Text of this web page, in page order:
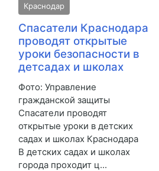
Краснодар
Спасатели Краснодара
проводят открытые
уроки безопасности в
детсадах и школах
Фото: Управление
гражданской защиты
Спасатели проводят
открытые уроки в детских
садах и школах Краснодара
В детских садах и школах
города проходит ц...